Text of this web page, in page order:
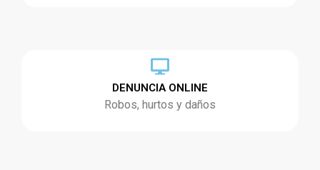
DENUNCIA ONLINE
Robos, hurtos y daños